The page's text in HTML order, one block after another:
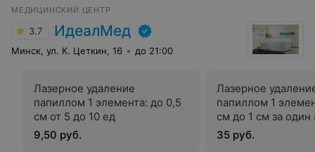
МЕДИЦИНСКИЙ ЦЕНТР
3.7 ИдеалМед
Минск, ул. К. Цеткин, 16 до 21:00
Лазерное удаление
папиллом 1 элемента: до 0,5
см от 5 до 10 ед
9,50 руб.
Лазерное
папиллом 1
см до 1 см за один
35 руб.